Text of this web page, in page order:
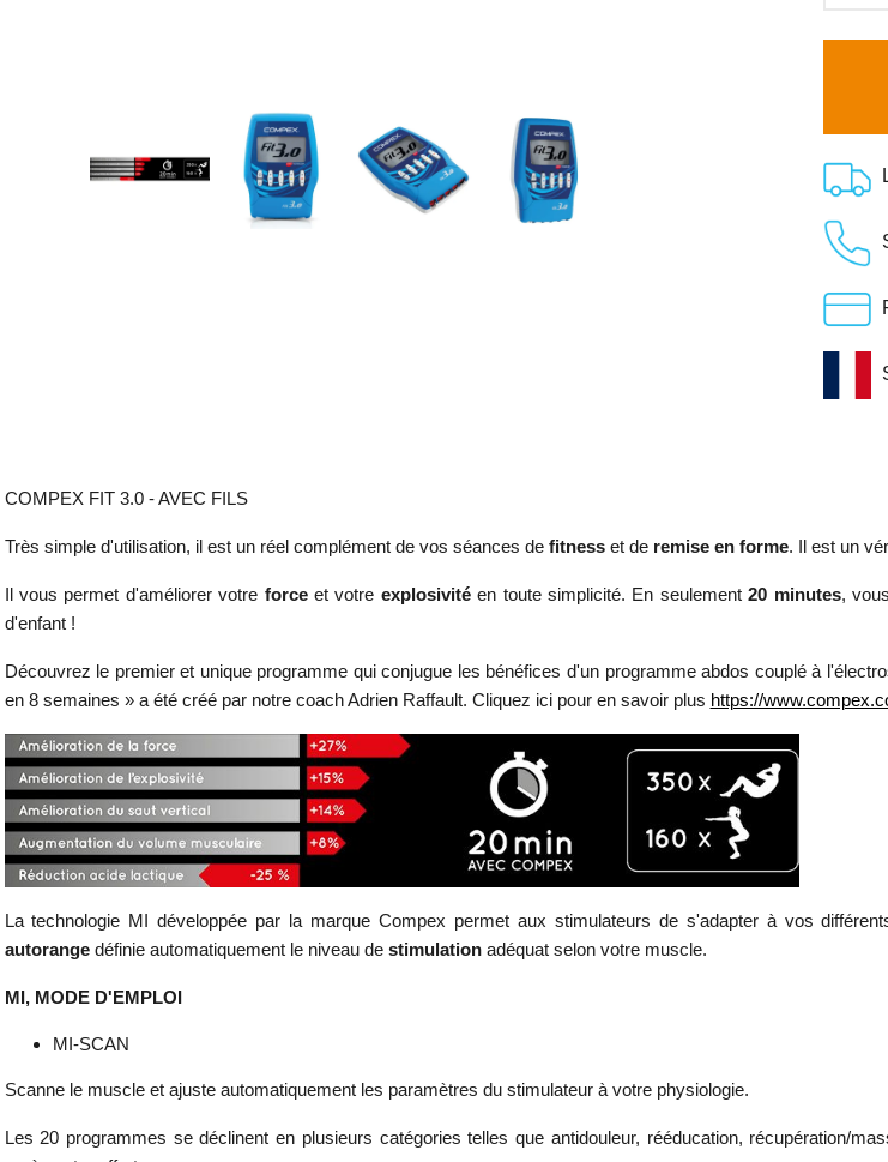
COMPEX FIT 3.0 - AVEC FILS
Très simple d'utilisation, il est un réel complément de vos séances defitnesset deremise en forme. Il est un
Il vous permet d'améliorer votre force et votre explosivitéen toute simplicité. En seulement20 minutes,
d'enfant !
Découvrez le premier et unique programme qui conjugue les bénéfices d'un programme abdos couplé à
en 8 semaines » a été créé par notre coach Adrien Raffault. Cliquez ici pour en savoir plus https://
La technologie MI développée par la marque Compex permet aux stimulateurs de s'adapter à vos
autorangedéfinie automatiquement le niveau destimulationadéquat selon votre muscle.
MI, MODE D'EMPLOI
MI-SCAN
Scanne le muscle et ajuste automatiquement les paramètres du stimulateur à votre physiologie.
Les 20 programmes se déclinent en plusieurs catégories telles que antidouleur, rééducation, récupération/